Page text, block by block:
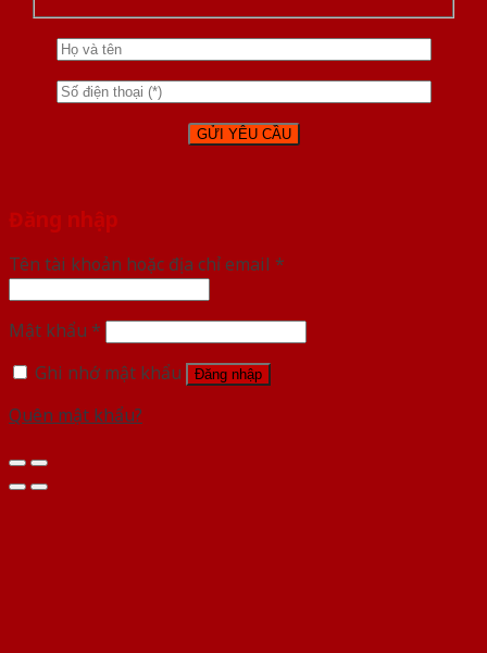
Đăng nhập
Tên tài khoản hoặc địa chỉ email *
Mật khẩu *
Ghi nhớ mật khẩu
Đăng nhập
Quên mật khẩu?